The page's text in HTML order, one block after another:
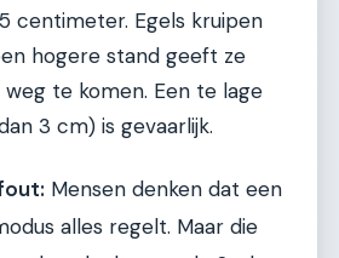
centimeter. Egels kruipen
hogere stand geeft ze
te komen. Een te lage
3 cm) is gevaarlijk.
Mensen denken dat een
alles regelt. Maar die